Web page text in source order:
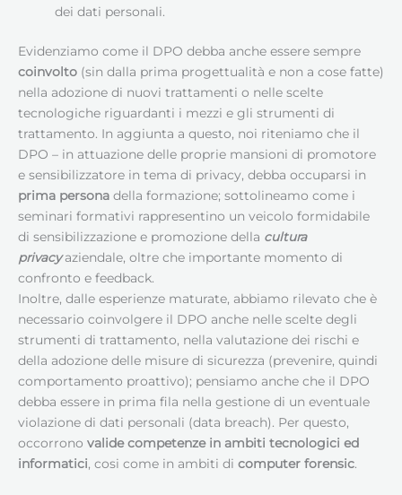
dei dati personali.
Evidenziamo come il DPO debba anche essere sempre
coinvolto (sin dalla prima progettualità e non a cose fatte)
nella adozione di nuovi trattamenti o nelle scelte
tecnologiche riguardanti i mezzi e gli strumenti di
trattamento. In aggiunta a questo, noi riteniamo che il
DPO – in attuazione delle proprie mansioni di promotore
e sensibilizzatore in tema di privacy, debba occuparsi in
prima persona della formazione; sottolineamo come i
seminari formativi rappresentino un veicolo formidabile
di sensibilizzazione e promozione della cultura
privacyaziendale, oltre che importante momento di
confronto e feedback.
Inoltre, dalle esperienze maturate, abbiamo rilevato che è
necessario coinvolgere il DPO anche nelle scelte degli
strumenti di trattamento, nella valutazione dei rischi e
della adozione delle misure di sicurezza (prevenire, quindi
comportamento proattivo); pensiamo anche che il DPO
debba essere in prima fila nella gestione di un eventuale
violazione di dati personali (data breach). Per questo,
occorrono valide competenze in ambiti tecnologici ed
informatici, cosi come in ambiti di computer forensic.